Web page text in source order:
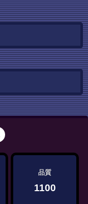
品質
1100